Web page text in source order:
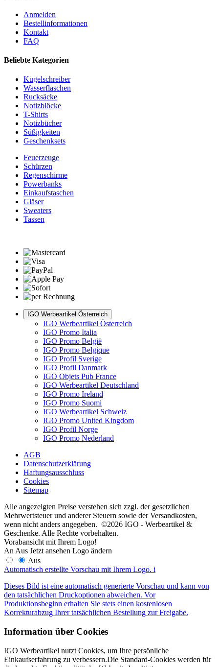
Anmelden
Bestellinformationen
Kontakt
FAQ
Beliebte Kategorien
Kugelschreiber
Wasserflaschen
Rucksäcke
Notizblöcke
T-Shirts
Notizbücher
Süßigkeiten
Geschenksets
Feuerzeuge
Schürzen
Regenschirme
Powerbanks
Einkaufstaschen
Gläser
Sweaters
Tassen
IGO Werbeartikel Österreich
IGO Werbeartikel Österreich
IGO Promo Italia
IGO Promo België
IGO Promo Belgique
IGO Profil Sverige
IGO Profil Danmark
IGO Objets Pub France
IGO Werbeartikel Deutschland
IGO Promo Ireland
IGO Promo Suomi
IGO Werbeartikel Schweiz
IGO Promo United Kingdom
IGO Profil Norge
IGO Promo Nederland
AGB
Datenschutzerklärung
Haftungsausschluss
Cookies
Sitemap
Alle angezeigten Preise verstehen sich zzgl. der gesetzlichen
Mehrwertsteuer und anderer Steuern sowie der Versandkosten,
wenn nicht anders angegeben. ©2026 IGO - Werbeartikel &
Geschenke. Alle Rechte vorbehalten.
Vorabansicht mit Ihrem Logo!
An Aus Jetzt ansehen Logo ändern
Aus
Automatisch erstellte Vorschau mit Ihrem Logo. i
Dieses Bild ist eine automatisch generierte Vorschau und kann von
den tatsächlichen Druckoptionen abweichen. Vor
Produktionsbeginn erhalten Sie stets einen kostenlosen
Korrekturabzug Ihrer tatsächlichen Bestellung zur Freigabe.
Information über Cookies
IGO Werbeartikel nutzt Cookies, um Ihre persönliche
Einkaufserfahrung zu verbessern.Die Standard-Cookies werden für